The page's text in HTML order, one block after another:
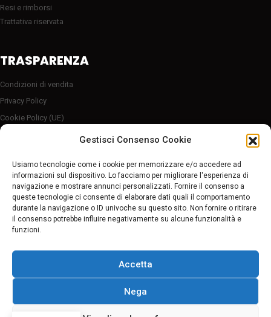
Gestisci Consenso Cookie
Usiamo tecnologie come i cookie per memorizzare e/o accedere ad
informazioni sul dispositivo. Lo facciamo per migliorare l'esperienza di
navigazione e mostrare annunci personalizzati. Fornire il consenso a
queste tecnologie ci consente di elaborare dati quali il comportamento
durante la navigazione o ID univoche su questo sito. Non fornire o ritirare
il consenso potrebbe influire negativamente su alcune funzionalità e
funzioni.
Accetta
Nega
Resi e rimborsi
Trattativa riservata
TRASPARENZA
Condizioni di vendita
Privacy Policy
Cookie Policy (UE)
Server sicuro HTTP2/SSL
Pagamenti sicuri